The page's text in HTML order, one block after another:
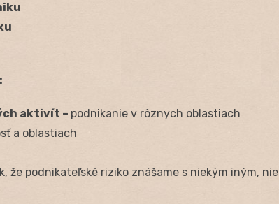
aktivít – podnikanie v rôznych oblastiach
a oblastiach
že podnikateľské riziko znášame s niekým iným, nie